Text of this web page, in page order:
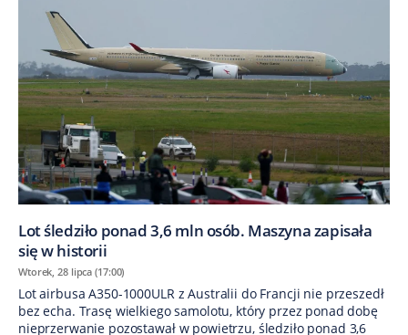
Lot śledziło ponad 3,6 mln osób. Maszyna zapisała
się w historii
Wtorek, 28 lipca (17:00)
Lot airbusa A350-1000ULR z Australii do Francji nie przeszedł
bez echa. Trasę wielkiego samolotu, który przez ponad dobę
nieprzerwanie pozostawał w powietrzu, śledziło ponad 3,6